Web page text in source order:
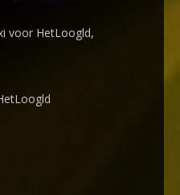
voor HetLoogld,